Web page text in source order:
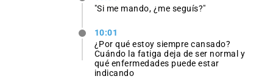
"Si me mando, ¿me seguís?"
10:01
¿Por qué estoy siempre cansado?
Cuándo la fatiga deja de ser normal y
qué enfermedades puede estar
indicando